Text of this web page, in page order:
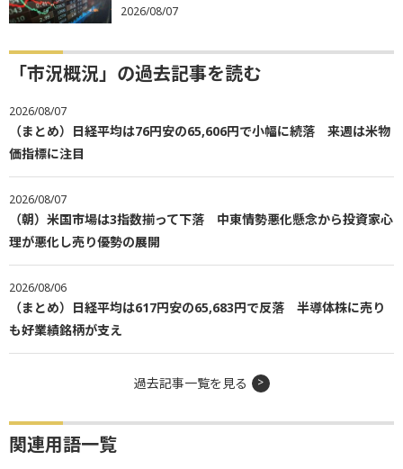
2026/08/07
「市況概況」の過去記事を読む
2026/08/07
（まとめ）日経平均は76円安の65,606円で小幅に続落 来週は米物
価指標に注目
2026/08/07
（朝）米国市場は3指数揃って下落 中東情勢悪化懸念から投資家心
理が悪化し売り優勢の展開
2026/08/06
（まとめ）日経平均は617円安の65,683円で反落 半導体株に売り
も好業績銘柄が支え
過去記事一覧を見る
関連用語一覧